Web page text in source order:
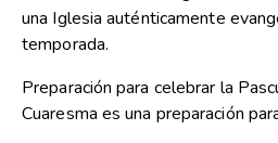
una Iglesia auténticamente
temporada.
Preparación para celebrar la
Cuaresma es una preparación